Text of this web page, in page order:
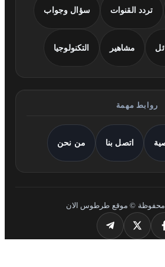
تردد القنوات سؤال وجواب
مشاهير التكنولوجيا
روابط مهمة
اتصل بنا من نحن
محفوظة © موقع طرطوس الان